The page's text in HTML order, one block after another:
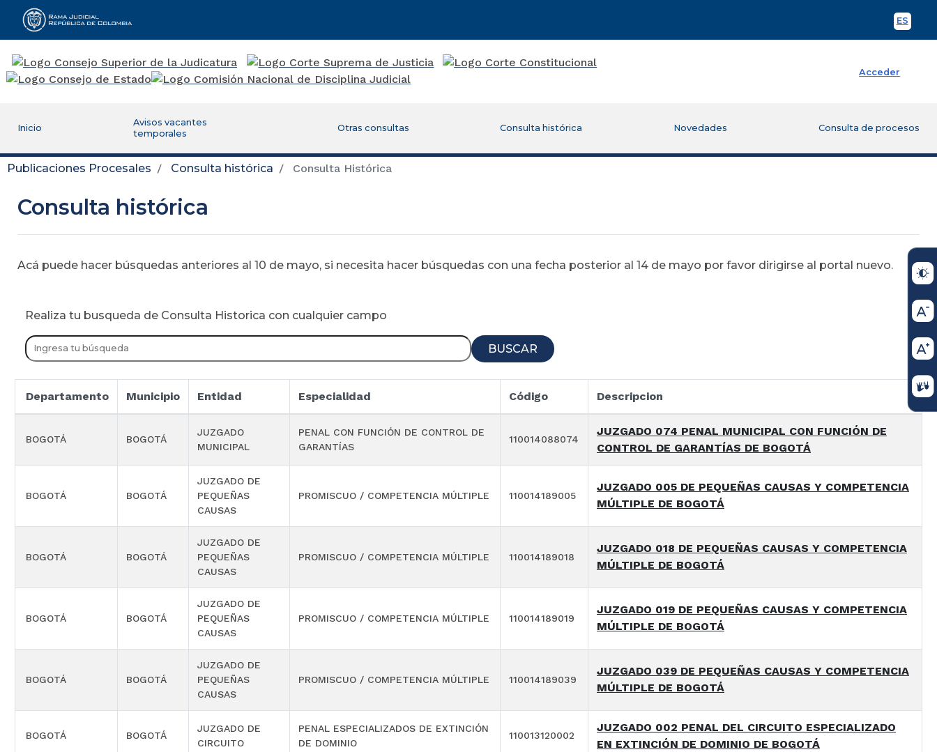
ES
Rama Judicial
Acceder
Inicio
Avisos vacantes
temporales
Otras consultas Consulta histórica Novedades Consulta de procesos
Publicaciones Procesales Consulta histórica Consulta Histórica
Consulta histórica
Acá puede hacer búsquedas anteriores al 10 de mayo, si necesita hacer búsquedas con una fecha posterior al 14 de mayo por favor dirigirse al portal nuevo.
Realiza tu busqueda de Consulta Historica con cualquier campo
BUSCAR
Departamento Municipio Entidad Especialidad Código Descripcion
BOGOTÁ BOGOTÁ
JUZGADO
MUNICIPAL
PENAL CON FUNCIÓN DE CONTROL DE
GARANTÍAS
110014088074
JUZGADO 074 PENAL MUNICIPAL CON FUNCIÓN DE
CONTROL DE GARANTÍAS DE BOGOTÁ
BOGOTÁ BOGOTÁ
JUZGADO DE
PEQUEÑAS
CAUSAS
PROMISCUO / COMPETENCIA MÚLTIPLE 110014189005
JUZGADO 005 DE PEQUEÑAS CAUSAS Y COMPETENCIA
MÚLTIPLE DE BOGOTÁ
BOGOTÁ BOGOTÁ
JUZGADO DE
PEQUEÑAS
CAUSAS
PROMISCUO / COMPETENCIA MÚLTIPLE 110014189018
JUZGADO 018 DE PEQUEÑAS CAUSAS Y COMPETENCIA
MÚLTIPLE DE BOGOTÁ
BOGOTÁ BOGOTÁ
JUZGADO DE
PEQUEÑAS
CAUSAS
PROMISCUO / COMPETENCIA MÚLTIPLE 110014189019
JUZGADO 019 DE PEQUEÑAS CAUSAS Y COMPETENCIA
MÚLTIPLE DE BOGOTÁ
BOGOTÁ BOGOTÁ
JUZGADO DE
PEQUEÑAS
CAUSAS
PROMISCUO / COMPETENCIA MÚLTIPLE 110014189039
JUZGADO 039 DE PEQUEÑAS CAUSAS Y COMPETENCIA
MÚLTIPLE DE BOGOTÁ
BOGOTÁ BOGOTÁ
JUZGADO DE
CIRCUITO
PENAL ESPECIALIZADOS DE EXTINCIÓN
DE DOMINIO
110013120002
JUZGADO 002 PENAL DEL CIRCUITO ESPECIALIZADO
EN EXTINCIÓN DE DOMINIO DE BOGOTÁ